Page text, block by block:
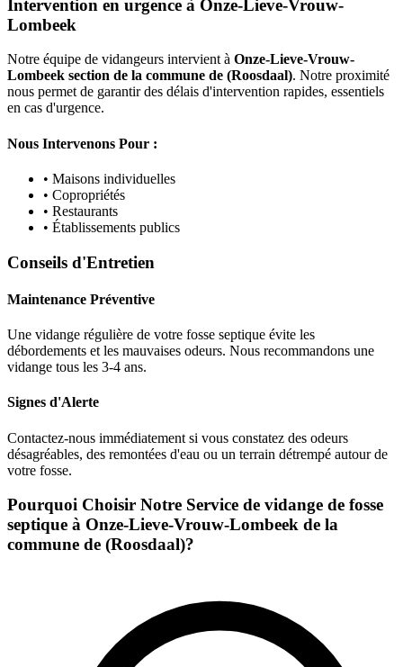
Intervention en urgence à Onze-Lieve-Vrouw-
Lombeek
Notre équipe de vidangeurs intervient à Onze-Lieve-Vrouw-
Lombeek section de la commune de (Roosdaal). Notre proximité
nous permet de garantir des délais d'intervention rapides, essentiels
en cas d'urgence.
Nous Intervenons Pour :
• Maisons individuelles
• Copropriétés
• Restaurants
• Établissements publics
Conseils d'Entretien
Maintenance Préventive
Une vidange régulière de votre fosse septique évite les
débordements et les mauvaises odeurs. Nous recommandons une
vidange tous les 3-4 ans.
Signes d'Alerte
Contactez-nous immédiatement si vous constatez des odeurs
désagréables, des remontées d'eau ou un terrain détrempé autour de
votre fosse.
Pourquoi Choisir Notre Service de vidange de fosse
septique à Onze-Lieve-Vrouw-Lombeek de la
commune de (Roosdaal)?